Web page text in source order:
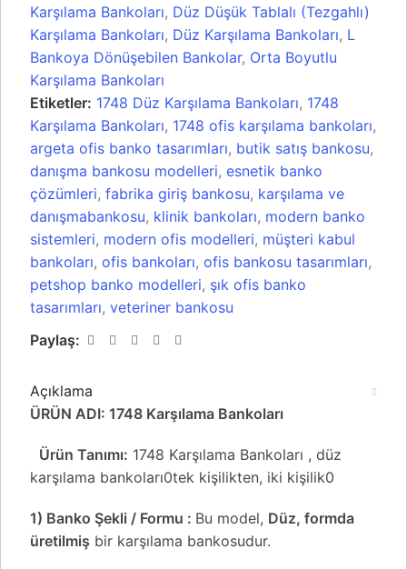
Karşılama Bankoları, Düz Düşük Tablalı (Tezgahlı)
Karşılama Bankoları, Düz Karşılama Bankoları, L
Bankoya Dönüşebilen Bankolar, Orta Boyutlu
Karşılama Bankoları
Etiketler: 1748 Düz Karşılama Bankoları, 1748
Karşılama Bankoları, 1748 ofis karşılama bankoları,
argeta ofis banko tasarımları, butik satış bankosu,
danışma bankosu modelleri, esnetik banko
çözümleri, fabrika giriş bankosu, karşılama ve
danışmabankosu, klinik bankoları, modern banko
sistemleri, modern ofis modelleri, müşteri kabul
bankoları, ofis bankoları, ofis bankosu tasarımları,
petshop banko modelleri, şık ofis banko
tasarımları, veteriner bankosu
Paylaş:
Açıklama
ÜRÜN ADI: 1748 Karşılama Bankoları
Ürün Tanımı: 1748 Karşılama Bankoları , düz
karşılama bankoları0tek kişilikten, iki kişilik0
1) Banko Şekli / Formu : Bu model, Düz, formda
üretilmiş bir karşılama bankosudur.